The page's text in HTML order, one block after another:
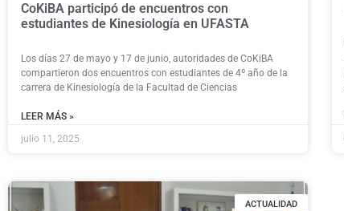
CoKiBA participó de encuentros con
estudiantes de Kinesiología en UFASTA
Los días 27 de mayo y 17 de junio, autoridades de CoKiBA
compartieron dos encuentros con estudiantes de 4º año de la
carrera de Kinesiología de la Facultad de Ciencias
LEER MÁS »
julio 11, 2025
ACTUALIDAD